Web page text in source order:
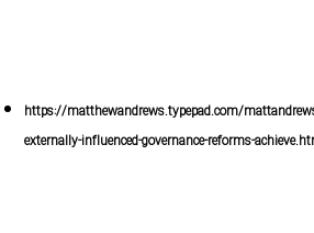
https://matthewandrews.typepad.com/
externally-influenced-governance-reforms-